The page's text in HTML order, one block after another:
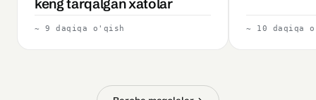
keng tarqalgan xatolar
~ 9 daqiqa o'qish ~ 10 daqiqa